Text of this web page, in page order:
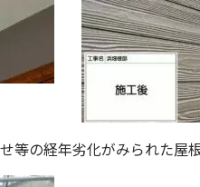
等の経年劣化がみられた屋